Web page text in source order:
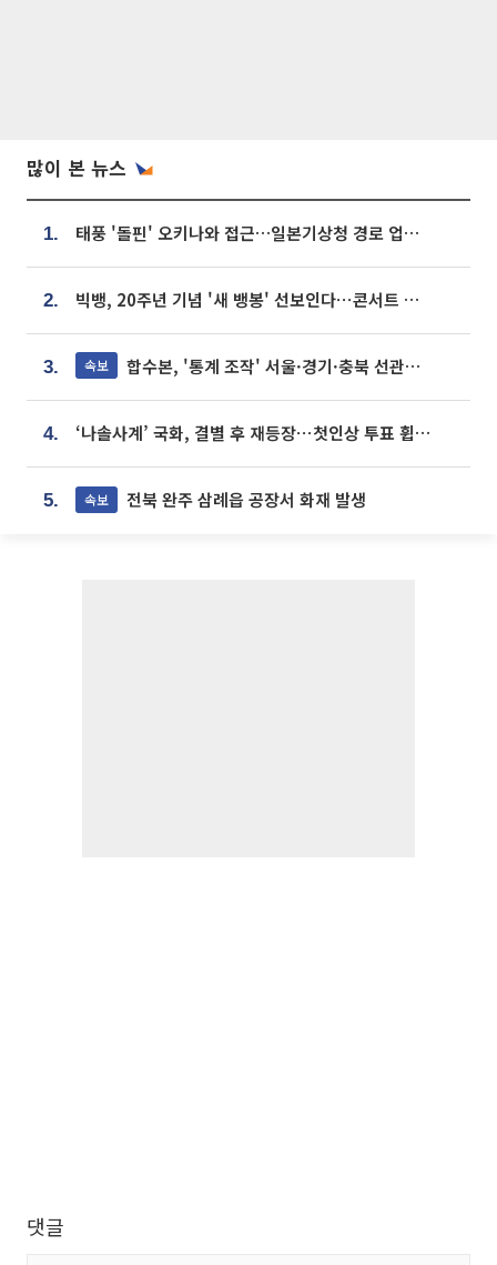
많이 본 뉴스
1. 태풍 '돌핀' 오키나와 접근…일본기상청 경로 업데이트
2. 빅뱅, 20주년 기념 '새 뱅봉' 선보인다⋯콘서트 앞두고 팝업 개최
3. 속보 합수본, '통계 조작' 서울·경기·충북 선관위 등 추가 압수수색
4. ‘나솔사계’ 국화, 결별 후 재등장⋯첫인상 투표 휩쓸고 ‘인기녀’ 등극
5. 속보 전북 완주 삼례읍 공장서 화재 발생
댓글